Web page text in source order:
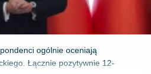
ogólnie oceniają
Łącznie pozytywnie 12-